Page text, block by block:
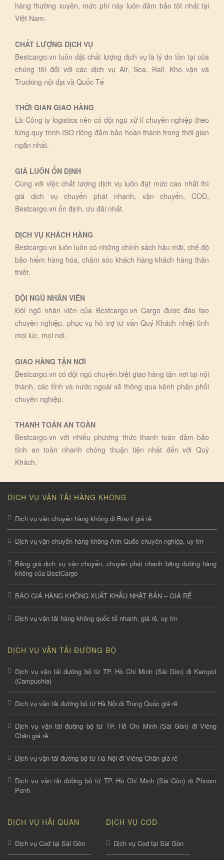
hàng thường xuyên, mức phí này luôn đảm bảo tôt nhất tại
Việt Nam.
CHẤT LƯỢNG DỊCH VỤ
Bestcargo.vn luôn đặt chất lượng dịch vụ là lý do tồn tại của
chúng tôi đối với các dịch vụ Air, Sea, Rail, Kho vận và
Trucking nội địa và Quốc Tế
THỜI GIAN GIAO HÀNG
Là Công ty logistics nên có đội ngũ xử lí chuyên nghiệp theo
từng quy trình ISO riêng đảm bảo hoàn thành trong thời gian
ngắn nhất.
GIÁ LUÔN ỔN ĐỊNH
Cùng với việc chất lượng dịch vụ luôn đạt mức cao nhất thì
giá dịch vụ chuyển phát nhanh, vận chuyển, COD,
Bestcargo.vn ổn định, ưu đãi nhất.
DỊCH VỤ KHÁCH HÀNG
Bestcargo.vn luôn luôn có những chính sách hậu mãi, chế độ
bảo hiểm hàng hóa, chăm sóc khách hàng khách hàng thân
thiết.
ĐỘI NGŨ NHÂN VIÊN
Đội ngũ nhân viên của Bestcargo.vn Cargo được đào tạo
chuyên nghiệp, phục vụ hỗ trợ tư vấn Quý Khách nhiệt tình
mọi lúc, mọi nơi.
GIAO HÀNG TẬN NƠI
Bestcargo.vn có đội ngũ chuyên biệt giao hàng tận nơi tại nội
thành, các tỉnh và nước ngoài sẽ thông qua kênh phân phối
chuyên nghiệp.
THANH TOÁN AN TOÀN
Bestcargo.vn với nhiếu phương thức thanh toán đảm bảo
tính an toàn nhanh chóng thuận tiện nhất đến với Quý
Khách.
DỊCH VỤ VẬN TẢI HÀNG KHÔNG
Dịch vụ vận chuyển hàng không đi Brazil giá rẻ
Dịch vụ vận chuyển hàng không Anh Quốc chuyên nghiệp, uy tín
Bảng giá dịch vụ vận chuyển, chuyển phát nhanh bằng đường hàng
không của BestCargo
BÁO GIÁ HÀNG KHÔNG XUẤT KHẨU NHẬT BẢN – GIÁ RẺ
Dịch vụ vận tải hàng không quốc tế nhanh, giá rẻ, uy tín
DỊCH VỤ VẬN TẢI ĐƯỜNG BỘ
Dịch vụ vận tải đường bộ từ TP. Hồ Chí Minh (Sài Gòn) đi Kampot
(Campuchia)
Dịch vụ vận tải đường bộ từ Hà Nội đi Trung Quốc giá rẻ
Dịch vụ vận tải đường bộ từ TP. Hồ Chí Minh (Sài Gòn) đi Viêng
Chăn giá rẻ
Dịch vụ vận tải đường bộ từ Hà Nội đi Viêng Chăn giá rẻ
Dịch vụ vận tải đường bộ từ TP. Hồ Chí Minh (Sài Gòn) đi Phnom
Penh
DỊCH VỤ HẢI QUAN
Dịch vụ Cod tại Sài Gòn
DỊCH VỤ COD
Dịch vụ Cod tại Sài Gòn